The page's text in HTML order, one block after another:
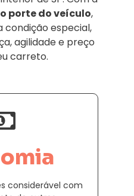
porte do veículo,
condição especial,
agilidade e preço
carreto.
considerável com